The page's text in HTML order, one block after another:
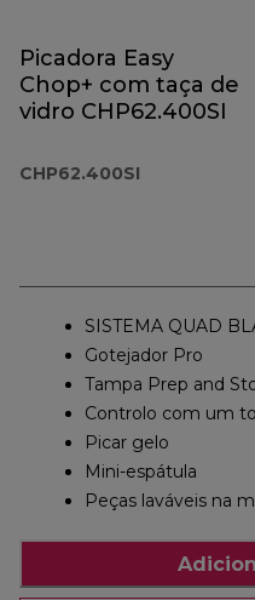
Picadora Easy
Chop+ com taça de
vidro CHP62.400SI
CHP62.400SI
SISTEMA QUAD
Gotejador Pro
Tampa Prep and
Controlo com um
Picar gelo
Mini-espátula
Peças laváveis na